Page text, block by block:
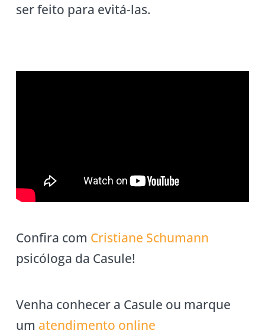
ser feito para evitá-las.
Confira com Cristiane Schumann
psicóloga da Casule!
Venha conhecer a Casule ou marque
um atendimento online